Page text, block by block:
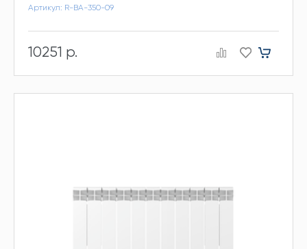
Артикул: R-BA-350-09
10251 р.